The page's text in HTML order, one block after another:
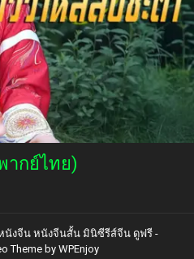
ากย์ไทย)
นังจีน หนังจีนสั้น มินิซีรีส์จีน ดูฟรี -
Themeby WPEnjoy